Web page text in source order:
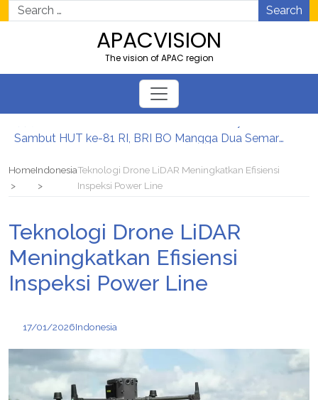
Search
APACVISION
The vision of APAC region
HomeIndonesiaTeknologi Drone LiDAR Meningkatkan Efisiensi
Inspeksi Power Line
Teknologi Drone LiDAR
Meningkatkan Efisiensi
Inspeksi Power Line
17/01/2026Indonesia